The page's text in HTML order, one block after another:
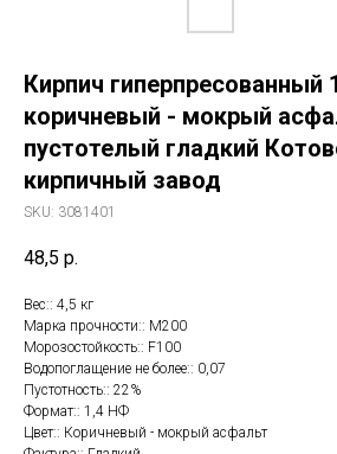
Кирпич гиперпресованный
коричневый - мокрый
пустотелый гладкий
кирпичный завод
SKU: 3081401
48,5 р.
Вес:: 4,5 кг
Марка прочности:: М200
Морозостойкость:: F100
Водопоглащение не более:: 0,07
Пустотность:: 22%
Формат:: 1,4 НФ
Цвет:: Коричневый - мокрый асфальт